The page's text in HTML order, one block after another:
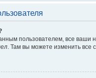
пользователем, все
. Там вы можете изменить все